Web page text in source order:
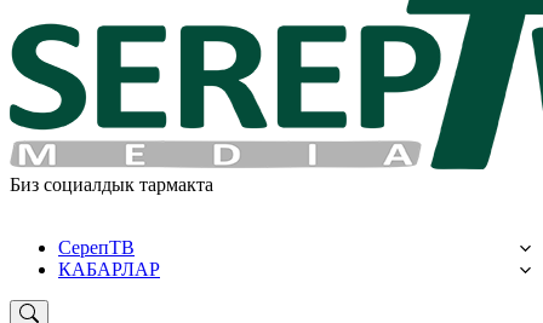
Биз социалдык тармакта
СерепТВ
КАБАРЛАР